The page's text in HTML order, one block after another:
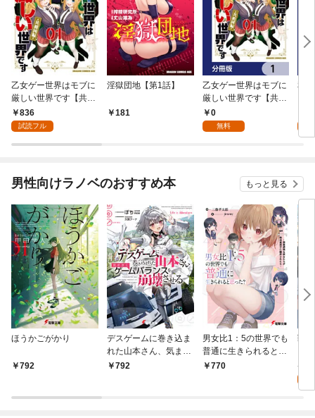
乙女ゲー世界はモブに
厳しい世界です【共和
国編】 ０１
836
試読フル
淫獄団地【第1話】
181
乙女ゲー世界はモブに
厳しい世界です【共和
国編】【分冊版】 1
0
無料
私
を
版
男性向けラノベのおすすめ本 もっと見る
ほうかごがかり
792
デスゲームに巻き込ま
れた山本さん、気まま
にゲームバランスを崩
792
男女比1：5の世界でも
普通に生きられると思
った？ ～激重感情な
770
戦
活
特